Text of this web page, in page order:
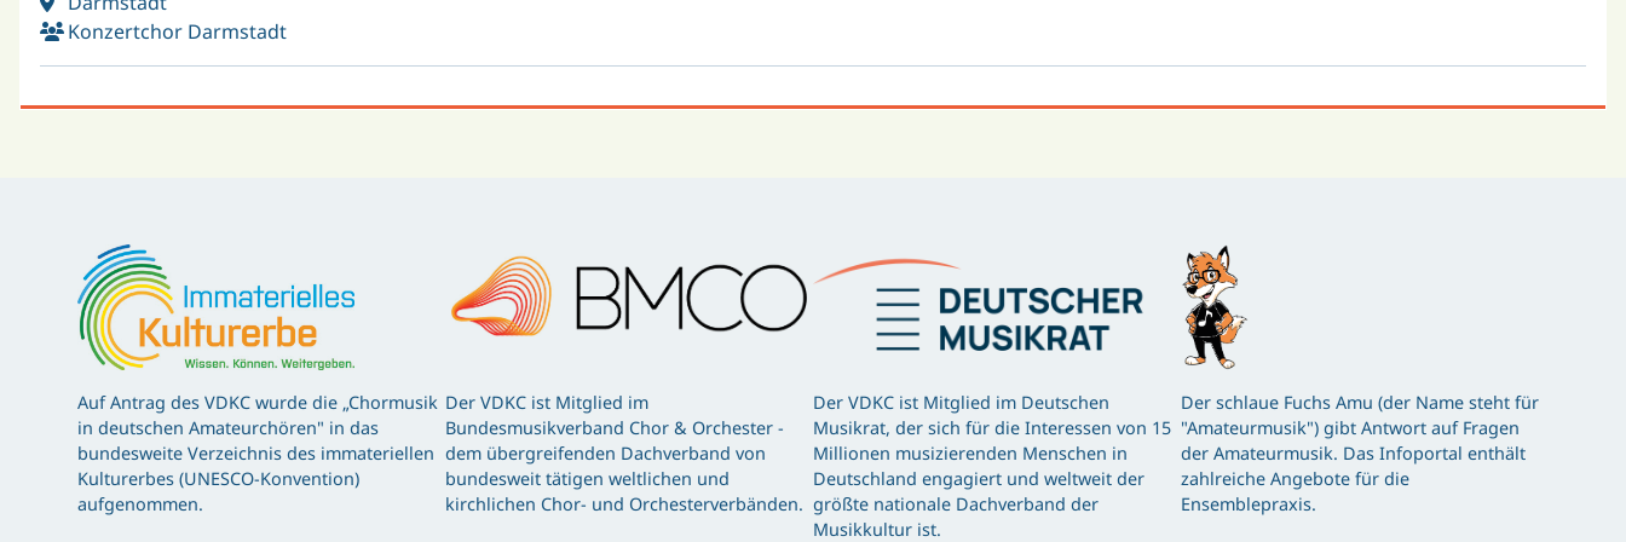
Konzertchor Darmstadt
Auf Antrag des VDKC wurde die „Chormusik
in deutschen Amateurchören" in das
bundesweite Verzeichnis des immateriellen
Kulturerbes (UNESCO-Konvention)
aufgenommen.
Der VDKC ist Mitglied im
Bundesmusikverband Chor & Orchester -
dem übergreifenden Dachverband von
bundesweit tätigen weltlichen und
kirchlichen Chor- und Orchesterverbänden.
Der VDKC ist Mitglied im Deutschen
Musikrat, der sich für die Interessen von 15
Millionen musizierenden Menschen in
Deutschland engagiert und weltweit der
größte nationale Dachverband der
Musikkultur ist.
Der schlaue Fuchs Amu (der Name steht für
"Amateurmusik") gibt Antwort auf Fragen
der Amateurmusik. Das Infoportal enthält
zahlreiche Angebote für die
Ensemblepraxis.